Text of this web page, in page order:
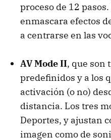
proceso de 12
enmascara efectos
a centrarse en las
AV Mode II, que son
predefinidos y a los
activación (o no)
distancia. Los tres
Deportes, y ajustan
imagen como de